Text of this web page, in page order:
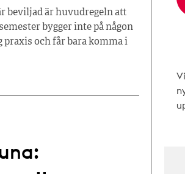
beviljad är huvudregeln att
bygger inte på någon
och får bara komma i